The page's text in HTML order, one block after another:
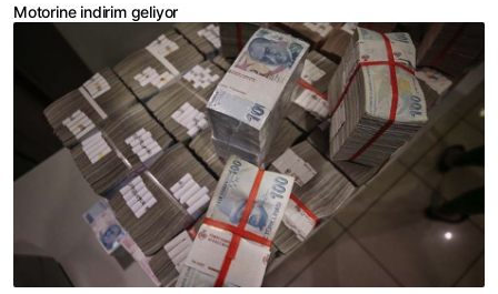
Motorine indirim geliyor